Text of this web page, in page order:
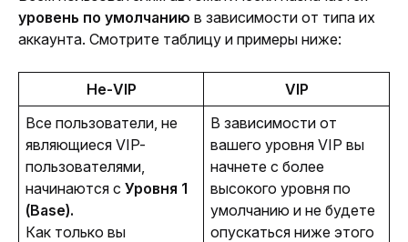
уровень по умолчанию в зависимости от типа их
аккаунта. Смотрите таблицу и примеры ниже:
Не-VIP
VIP
Все пользователи, не
являющиеся VIP-
пользователями,
начинаются с Уровня 1
(Base).
Как только вы
В зависимости от
вашего уровня VIP вы
начнете с более
высокого уровня по
умолчанию и не будете
опускаться ниже этого